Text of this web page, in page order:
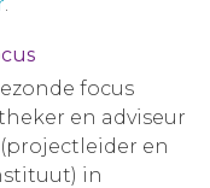
focus
en adviseur
en
in